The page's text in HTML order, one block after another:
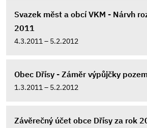
Svazek měst a obcí VKM - Nárvh
2011
4.3.2011 – 5.2.2012
Obec Dřísy - Záměr výpůjčky
1.3.2011 – 5.2.2012
Závěrečný účet obce Dřísy za rok